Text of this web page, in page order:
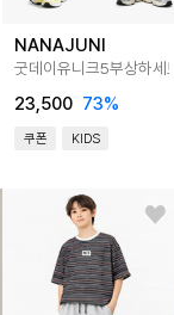
NANAJUNI
굿데이유니크5부상하세트
23,500 73%
쿠폰 KIDS